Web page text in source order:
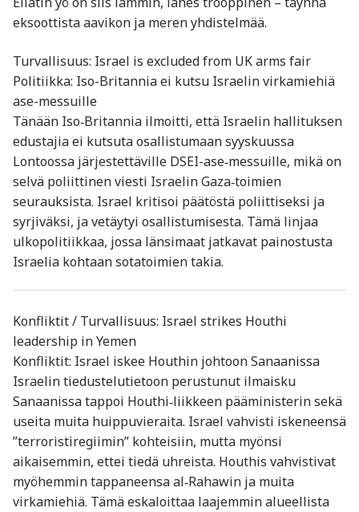
eksoottista aavikon ja meren yhdistelmää.
Turvallisuus: Israel is excluded from UK arms fair
Politiikka: Iso-Britannia ei kutsu Israelin virkamiehiä
ase-messuille
Tänään Iso‑Britannia ilmoitti, että Israelin hallituksen
edustajia ei kutsuta osallistumaan syyskuussa
Lontoossa järjestettäville DSEI-ase‑messuille, mikä on
selvä poliittinen viesti Israelin Gaza‑toimien
seurauksista. Israel kritisoi päätöstä poliittiseksi ja
syrjiväksi, ja vetäytyi osallistumisesta. Tämä linjaa
ulkopolitiikkaa, jossa länsimaat jatkavat painostusta
Israelia kohtaan sotatoimien takia.
Konfliktit / Turvallisuus: Israel strikes Houthi
leadership in Yemen
Konfliktit: Israel iskee Houthin johtoon Sanaanissa
Israelin tiedustelutietoon perustunut ilmaisku
Sanaanissa tappoi Houthi‑liikkeen pääministerin sekä
useita muita huippuvieraita. Israel vahvisti iskeneensä
”terroristiregiimin” kohteisiin, mutta myönsi
aikaisemmin, ettei tiedä uhreista. Houthis vahvistivat
myöhemmin tappaneensa al‑Rahawin ja muita
virkamiehiä. Tämä eskaloittaa laajemmin alueellista